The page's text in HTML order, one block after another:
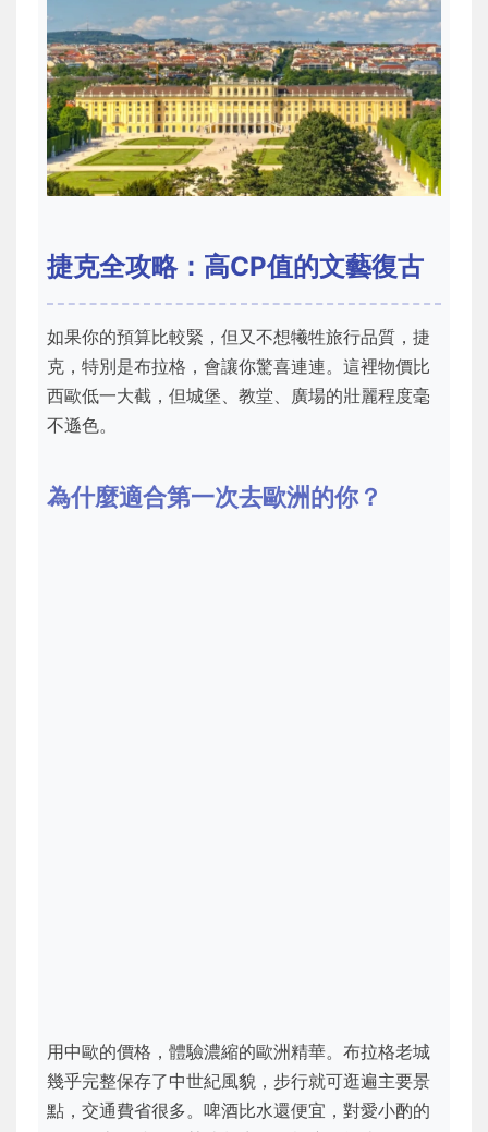
捷克全攻略：高CP值的文藝復古
如果你的預算比較緊，但又不想犧牲旅行品質，捷
克，特別是布拉格，會讓你驚喜連連。這裡物價比
西歐低一大截，但城堡、教堂、廣場的壯麗程度毫
不遜色。
為什麼適合第一次去歐洲的你？
用中歐的價格，體驗濃縮的歐洲精華。布拉格老城
幾乎完整保存了中世紀風貌，步行就可逛遍主要景
點，交通費省很多。啤酒比水還便宜，對愛小酌的